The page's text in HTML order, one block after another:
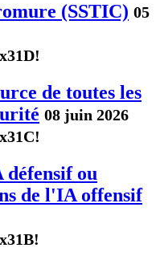
(SSTIC) 05
de toutes les
08 juin 2026
ou
de l'IA offensif